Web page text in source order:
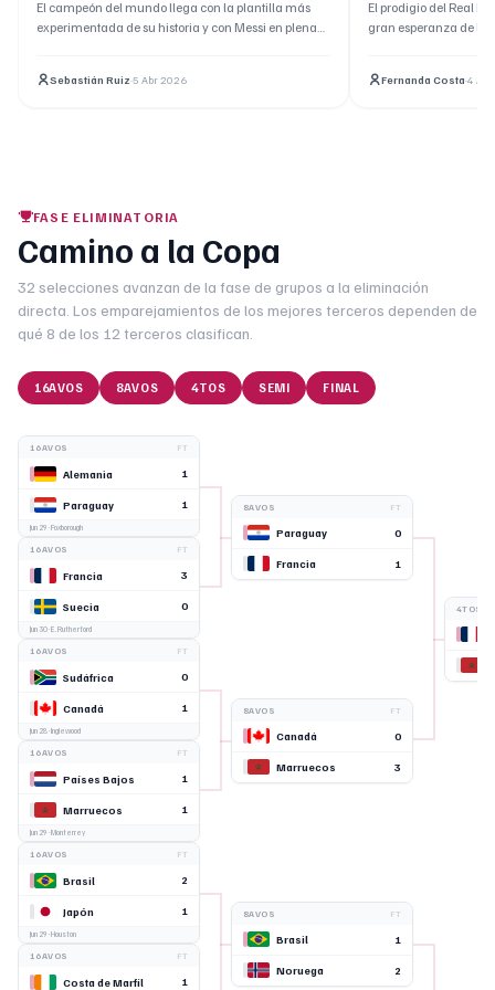
El campeón del mundo llega con la plantilla más
experimentada de su historia y con Messi en plena
Sebastián Ruiz·5 Abr 2026
El prodigio del Real
gran esperanza de la
Fernanda Costa·4
FASE ELIMINATORIA
Camino a la Copa
32 selecciones avanzan de la fase de grupos a la eliminación
directa. Los emparejamientos de los mejores terceros dependen de
qué 8 de los 12 terceros clasifican.
16AVOS 8AVOS 4TOS SEMI FINAL
16AVOS FT
Alemania 1
Paraguay 1
Jun 29 · Foxborough
16AVOS FT
Francia 3
Suecia 0
Jun 30· E. Rutherford
8AVOS FT
Paraguay 0
Francia 1
16AVOS FT
Sudáfrica 0
Canadá 1
Jun 28· Inglewood
16AVOS FT
Países Bajos 1
Marruecos 1
Jun 29 · Monterrey
8AVOS FT
Canadá 0
Marruecos 3
4TOS
16AVOS FT
Brasil 2
Japón 1
Jun 29 · Houston
16AVOS FT
Costa de Marfil 1
8AVOS FT
Brasil 1
Noruega 2